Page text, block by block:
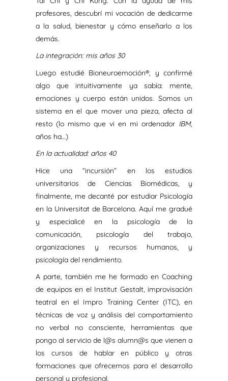
profesores, descubrí mi vocación de dedicarme
a la salud, bienestar y cómo enseñarlo a los
demás.
La integración: mis años 30
Luego estudié Bioneuroemoción®, y confirmé
algo que intuitivamente ya sabía: mente,
emociones y cuerpo están unidos. Somos un
sistema en el que mover una pieza, afecta al
resto (lo mismo que vi en mi ordenador IBM,
años ha…)
En la actualidad: años 40
Hice una “incursión” en los estudios
universitarios de Ciencias Biomédicas, y
finalmente, me decanté por estudiar Psicología
en la Universitat de Barcelona. Aquí me gradué
y especialicé en la psicología de la
comunicación, psicología del trabajo,
organizaciones y recursos humanos, y
psicología del rendimiento.
A parte, también me he formado en Coaching
de equipos en el Institut Gestalt, improvisación
teatral en el Impro Training Center (ITC), en
técnicas de voz y análisis del comportamiento
no verbal no consciente, herramientas que
pongo al servicio de l@s alumn@s que vienen a
los cursos de hablar en público y otras
formaciones que ofrecemos para el desarrollo
personal y profesional.